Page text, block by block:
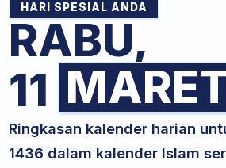
HARI SPESIAL ANDA
RABU,
11
Ringkasan kalender harian
1436 dalam kalender Islam